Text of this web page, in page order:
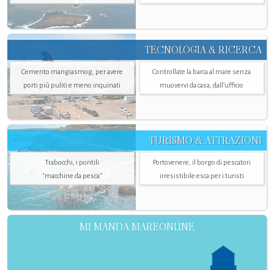
TECNOLOGIA & RICERCA
Cemento mangiasmog, per avere
porti più puliti e meno inquinati
Controllate la barca al mare senza
muovervi da casa, dall’ufficio
TURISMO & ATTRAZIONI
Trabocchi, i pontili
"macchine da pesca"
Portovenere, il borgo di pescatori
irresistibile esca per i turisti
MI MANDA MAREONLINE